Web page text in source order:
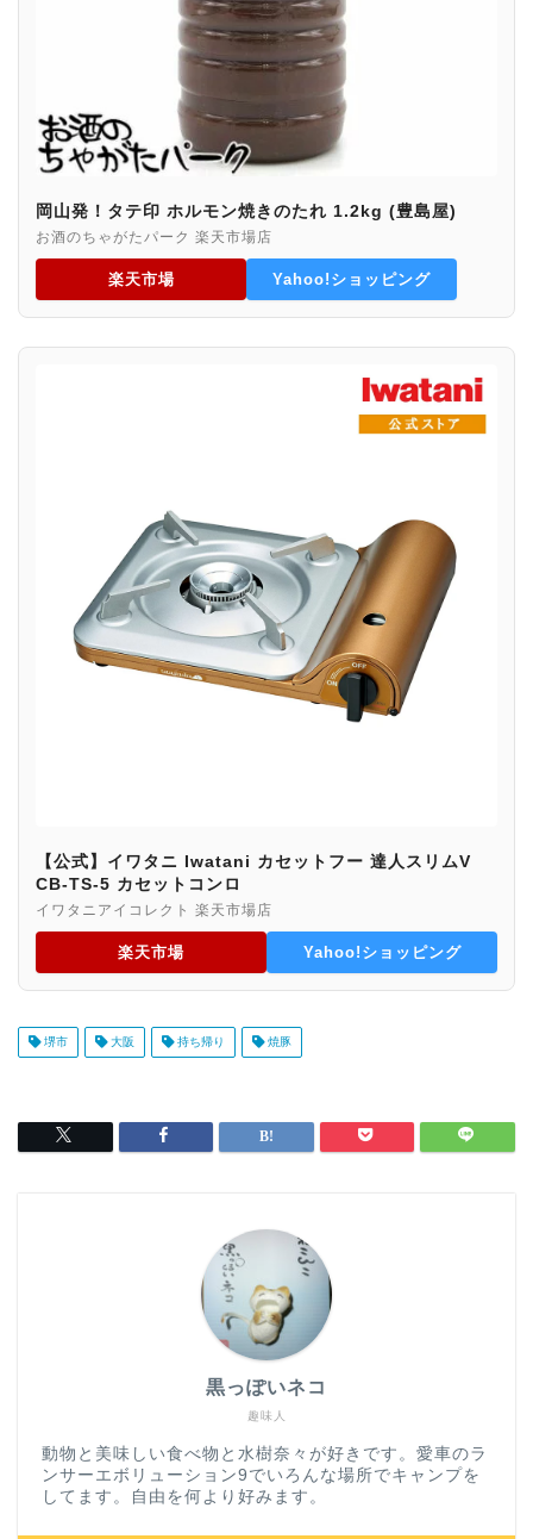
岡山発！タテ印 ホルモン焼きのたれ 1.2kg (豊島屋)
お酒のちゃがたパーク 楽天市場店
楽天市場 Yahoo!ショッピング
【公式】イワタニ Iwatani カセットフー 達人スリムV
CB-TS-5 カセットコンロ
イワタニアイコレクト 楽天市場店
楽天市場 Yahoo!ショッピング
堺市 大阪 持ち帰り 焼豚
趣味人
黒っぽいネコ
動物と美味しい食べ物と水樹奈々が好きです。愛車のラ
ンサーエボリューション9でいろんな場所でキャンプを
してます。自由を何より好みます。